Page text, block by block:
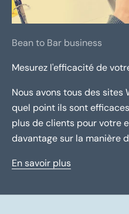
Bean to Bar business
Mesurez l'efficacité de
Nous avons tous des sites
quel point ils sont
plus de clients pour votre
davantage sur la manière
En savoir plus